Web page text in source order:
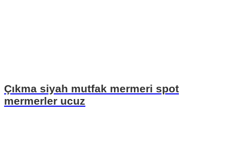
Çıkma siyah mutfak mermeri spot
mermerler ucuz